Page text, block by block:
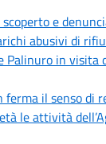
e
abusivi di
Palinuro in visita
ferma il senso di
le attività